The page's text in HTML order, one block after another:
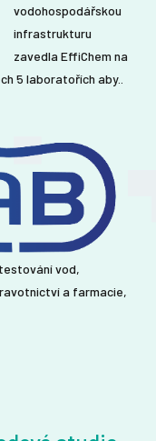
vodohospodářskou
infrastrukturu
zavedla EffiChem na
5 laboratořích aby..
vod,
a farmacie,